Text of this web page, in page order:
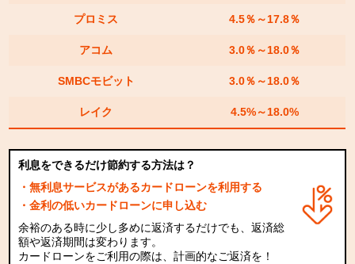
プロミス 4.5％～17.8％
アコム 3.0％～18.0％
SMBCモビット 3.0％～18.0％
レイク 4.5%～18.0%
利息をできるだけ節約する方法は？
・無利息サービスがあるカードローンを利用する
・金利の低いカードローンに申し込む
余裕のある時に少し多めに返済するだけでも、返済総
額や返済期間は変わります。
カードローンをご利用の際は、計画的なご返済を！